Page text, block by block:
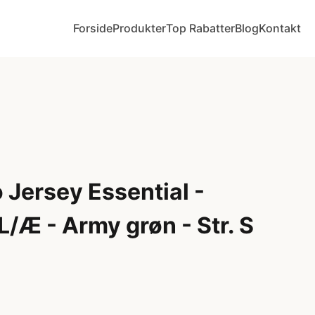
ForsideProdukterTop RabatterBlogKontakt
Jersey Essential -
Æ - Army grøn - Str. S